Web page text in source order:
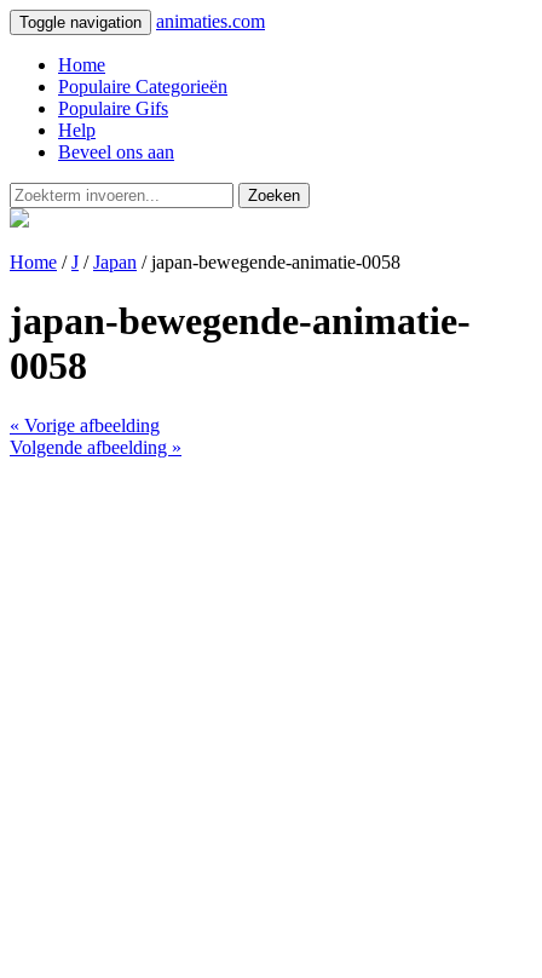
Toggle navigation animaties.com
Home
Populaire Categorieën
Populaire Gifs
Help
Beveel ons aan
Zoeken
Home /J /Japan / japan-bewegende-animatie-0058
japan-bewegende-animatie-
0058
« Vorige afbeelding
Volgende afbeelding »